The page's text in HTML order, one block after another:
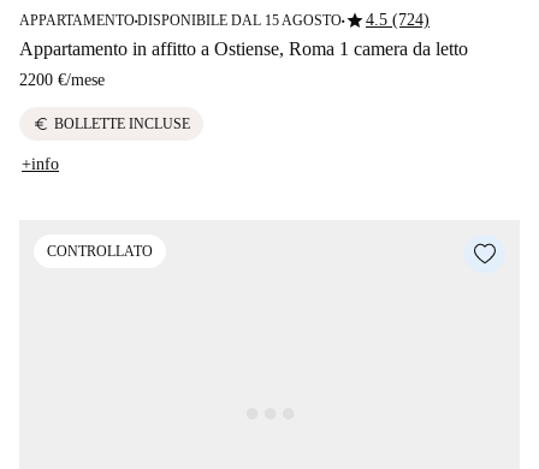
APPARTAMENTO■DISPONIBILE DAL 15 AGOSTO■star4.5 (724)
Appartamento in affitto a Ostiense, Roma 1 camera da letto
2200 €/mese
euro BOLLETTE INCLUSE
+info
CONTROLLATO